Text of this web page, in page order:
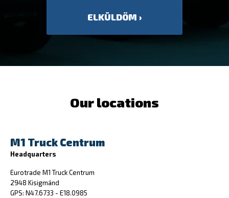
Our locations
M1 Truck Centrum
Headquarters
Eurotrade M1 Truck Centrum
2948 Kisigmánd
GPS: N47.6733 - E18.0985